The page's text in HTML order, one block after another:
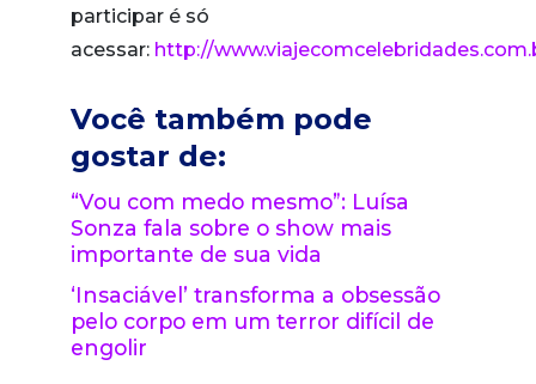
participar é só
acessar: http://
Você também pode
gostar de:
“Vou com medo mesmo”: Luísa
Sonza fala sobre o show mais
importante de sua vida
‘Insaciável’ transforma a obsessão
pelo corpo em um terror difícil de
engolir